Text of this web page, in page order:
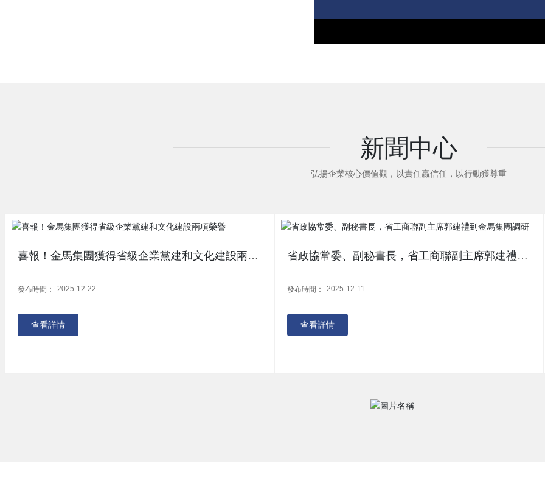
新聞中心
弘揚企業核心價值觀，以責任贏信任，以行動獲尊重
喜報！金馬集團獲得省級企業黨建和文化建設兩項
發布時間： 2025-12-22
查看詳情
省政協常委、副秘書長，省工商聯副主席郭建禮到
發布時間： 2025-12-11
查看詳情